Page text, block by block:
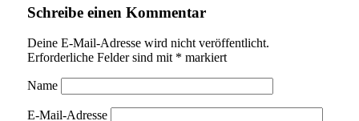
Schreibe einen Kommentar
Deine E-Mail-Adresse wird nicht veröffentlicht.
Erforderliche Felder sind mit * markiert
Name
E-Mail-Adresse